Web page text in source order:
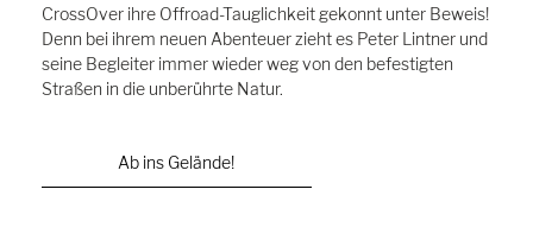
CrossOver ihre Offroad-Tauglichkeit gekonnt unter Beweis!
Denn bei ihrem neuen Abenteuer zieht es Peter Lintner und
seine Begleiter immer wieder weg von den befestigten
Straßen in die unberührte Natur.
Ab ins Gelände!